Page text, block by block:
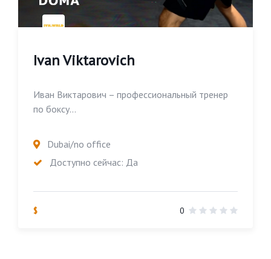
Ivan Viktarovich
Иван Виктарович – профессиональный тренер
по боксу...
Dubai/no office
Доступно сейчас: Да
$ 0